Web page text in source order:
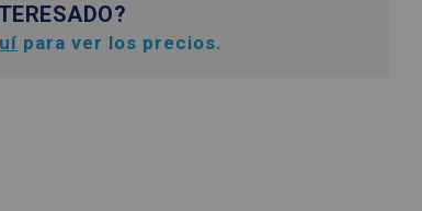
para ver los precios.